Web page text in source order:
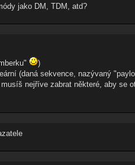
jako DM, TDM, atd?
)
(daná sekvence, nazývaný
nejříve zabrat některé, aby se